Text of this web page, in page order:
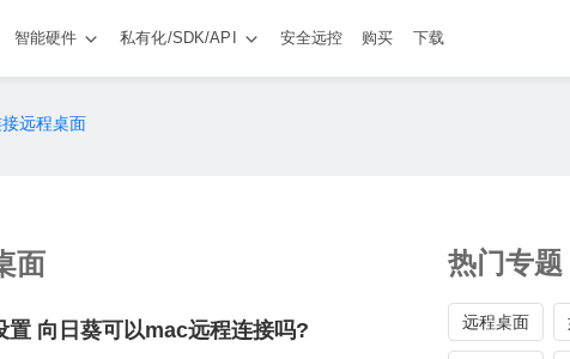
智能硬件 私有化/SDK/API 安全远控 购买 下载
远程桌面
热门专题
远程桌面
面
向日葵可以mac远程连接吗?